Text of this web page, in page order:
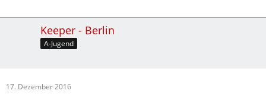
Keeper - Berlin
A-Jugend
17. Dezember 2016